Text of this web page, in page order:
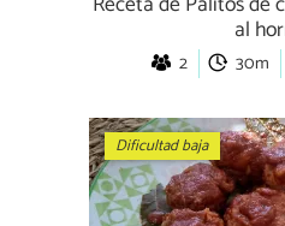
al
2 30m
Dificultad baja